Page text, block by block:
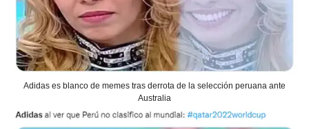
Adidas es blanco de memes tras derrota de la selección peruana ante
Australia